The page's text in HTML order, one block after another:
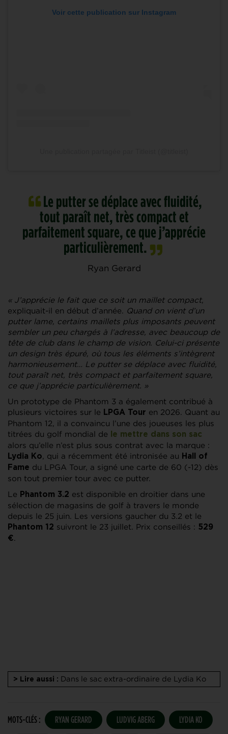
Voir cette publication sur Instagram
Le putter se déplace avec fluidité,
tout paraît net, très compact et
parfaitement square, ce que j’apprécie
particulièrement.
Ryan Gerard
« J’apprécie le fait que ce soit un maillet compact,
expliquait-il en début d’année. Quand on vient d’un
putter lame, certains maillets plus imposants peuvent
sembler un peu chargés à l’adresse, avec beaucoup de
tête de club dans le champ de vision. Celui-ci présente
un design très épuré, où tous les éléments s’intègrent
harmonieusement… Le putter se déplace avec fluidité,
tout paraît net, très compact et parfaitement square,
ce que j’apprécie particulièrement. »
Un prototype de Phantom 3 a également contribué à
plusieurs victoires sur le LPGA Tour en 2026. Quant au
Phantom 12, il a convaincu l’une des joueuses les plus
titrées du golf mondial de
le mettre dans son sac
alors qu’elle n’est plus sous contrat avec la marque :
Lydia Ko, qui a récemment été intronisée au Hall of
Fame du LPGA Tour, a signé une carte de 60 (-12) dès
son tout premier tour avec ce putter.
Le Phantom 3.2 est disponible en droitier dans une
sélection de magasins de golf à travers le monde
depuis le 25 juin. Les versions gaucher du 3.2 et le
Phantom 12 suivront le 23 juillet. Prix conseillés : 529
€.
> Lire aussi : Dans le sac extra-ordinaire de Lydia Ko
MOTS-CLÉS : RYAN GERARD LUDVIG ABERG LYDIA KO